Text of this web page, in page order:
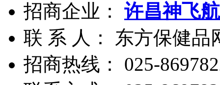
招商企业： 许昌神飞
联 系 人： 东方保健品
招商热线： 025-